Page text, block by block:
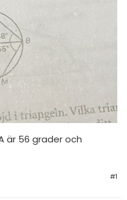
är 56 grader och
#1
ekvationssystem
och geometri